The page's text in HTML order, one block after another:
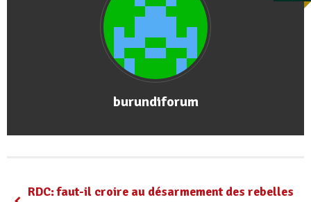
burundiforum
RDC: faut-il croire au désarmement des rebelles